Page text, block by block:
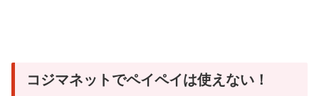
コジマネットでペイペイは使えない！